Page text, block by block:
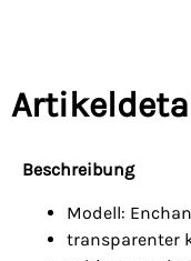
Beschreibung
Modell:
transparenter